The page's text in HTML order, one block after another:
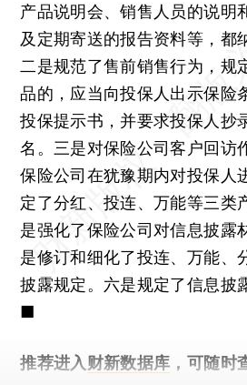
产品说明会、销售人员的说明
及定期寄送的报告资料等，都
二是规范了售前销售行为，规
品的，应当向投保人出示保险
投保提示书，并要求投保人抄
名。三是对保险公司客户回访
保险公司在犹豫期内对投保人
定了分红、投连、万能等三类
是强化了保险公司对信息披露
是修订和细化了投连、万能、
披露规定。六是规定了信息披
■
推荐进入 财新数据库 ，可随时